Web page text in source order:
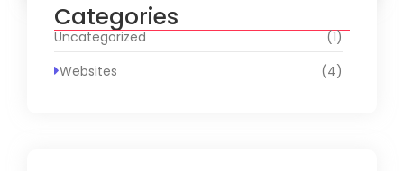
Categories
Uncategorized
(1)
Websites
(4)